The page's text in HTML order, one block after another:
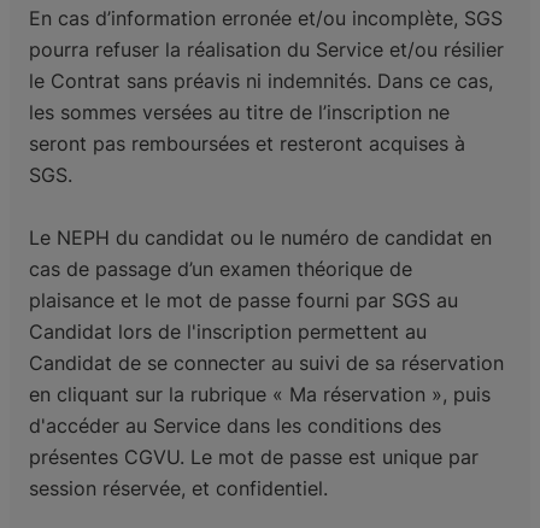
En cas d’information erronée et/ou incomplète, SGS
pourra refuser la réalisation du Service et/ou résilier
le Contrat sans préavis ni indemnités. Dans ce cas,
les sommes versées au titre de l’inscription ne
seront pas remboursées et resteront acquises à
SGS.
Le NEPH du candidat ou le numéro de candidat en
cas de passage d’un examen théorique de
plaisance et le mot de passe fourni par SGS au
Candidat lors de l'inscription permettent au
Candidat de se connecter au suivi de sa réservation
en cliquant sur la rubrique « Ma réservation », puis
d'accéder au Service dans les conditions des
présentes CGVU. Le mot de passe est unique par
session réservée, et confidentiel.